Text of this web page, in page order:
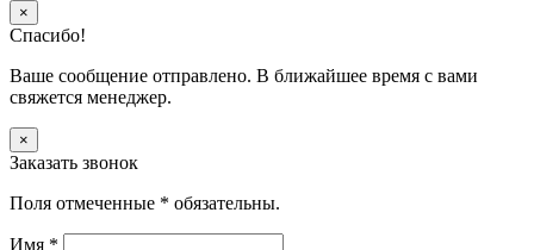
×
Спасибо!
Ваше сообщение отправлено. В ближайшее время с вами
свяжется менеджер.
×
Заказать звонок
Поля отмеченные * обязательны.
Имя *